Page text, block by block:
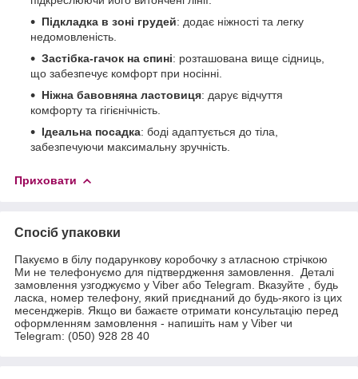
Підкладка в зоні грудей: додає ніжності та легку
недомовленість.
Застібка-гачок на спині: розташована вище сідниць,
що забезпечує комфорт при носінні.
Ніжна бавовняна ластовиця: дарує відчуття
комфорту та гігієнічність.
Ідеальна посадка: боді адаптується до тіла,
забезпечуючи максимальну зручність.
Приховати
Спосіб упаковки
Пакуємо в білу подарункову коробочку з атласною стрічкою
Ми не телефонуємо для підтвердження замовлення. Деталі
замовлення узгоджуємо у Viber або Telegram. Вказуйте , будь
ласка, номер телефону, який приєднаний до будь-якого із цих
месенджерів. Якщо ви бажаєте отримати консультацію перед
оформленням замовлення - напишіть нам у Viber чи
Telegram: (050) 928 28 40